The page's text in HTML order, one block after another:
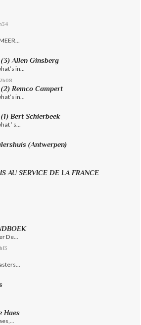
Allen Ginsberg
in...
Remco Campert
in...
Bert Schierbeek
’ s...
(Antwerpen)
AU SERVICE DE LA FRANCE
De...
Haes